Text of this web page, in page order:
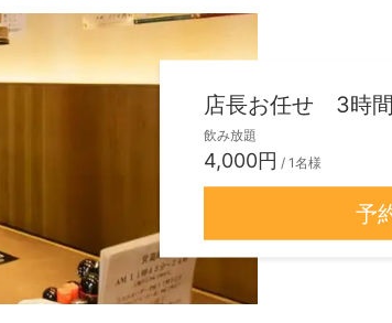
店長お任せ 3時
飲み放題
4,000円 / 1名様
予